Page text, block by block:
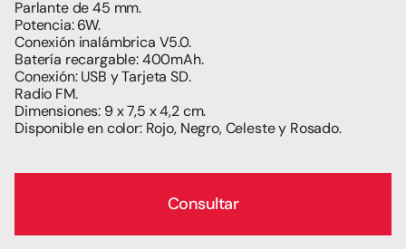
Azul
Rosa
Parlante de 45 mm.
Potencia: 6W.
Conexión inalámbrica V5.0.
Batería recargable: 400mAh.
Conexión: USB y Tarjeta SD.
Radio FM.
Dimensiones: 9 x 7,5 x 4,2 cm.
Disponible en color: Rojo, Negro, Celeste y Rosado.
Consultar